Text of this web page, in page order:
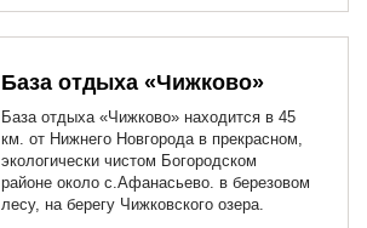
База отдыха «Чижково»
База отдыха «Чижково» находится в 45
км. от Нижнего Новгорода в прекрасном,
экологически чистом Богородском
районе около с.Афанасьево. в березовом
лесу, на берегу Чижковского озера.